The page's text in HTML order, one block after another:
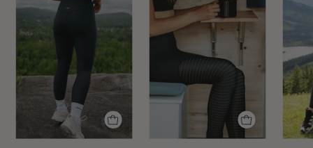
classique
Ecomove
-
Noir
Taille
Haute
Ecomove
Eyelet
Noir